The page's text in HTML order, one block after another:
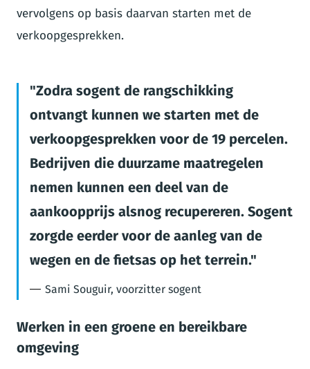
vervolgens op basis daarvan starten met de
verkoopgesprekken.
Zodra sogent de rangschikking
ontvangt kunnen we starten met de
verkoopgesprekken voor de 19 percelen.
Bedrijven die duurzame maatregelen
nemen kunnen een deel van de
aankoopprijs alsnog recupereren. Sogent
zorgde eerder voor de aanleg van de
wegen en de fietsas op het terrein.
Sami Souguir, voorzitter sogent
Werken in een groene en bereikbare
omgeving